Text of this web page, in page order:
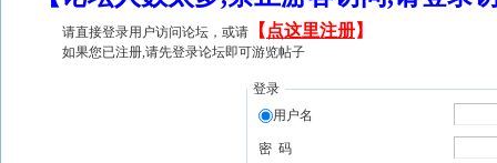
请直接登录用户访问论坛，或请 【 点这里注册】
如果您已注册,请先登录论坛即可游览帖子
登录
用户名
密 码